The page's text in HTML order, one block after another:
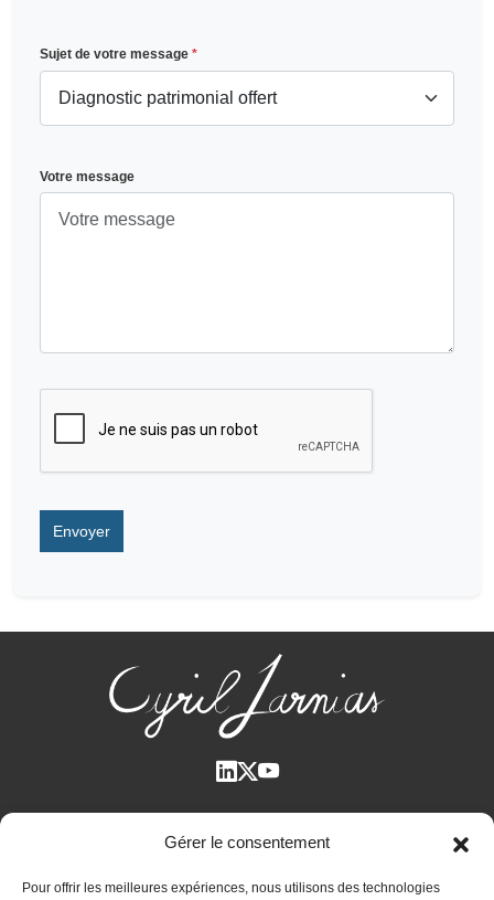
Gérer le consentement
Pour offrir les meilleures expériences, nous utilisons des technologies
Sujet de votre message *
Votre message
Plan des articles